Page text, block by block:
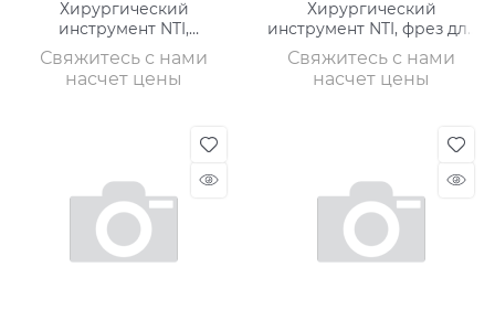
Хирургический
инструмент NTI,
специальный фрез, супер
длинный
Свяжитесь с нами
насчет цены
Хирургический
инструмент NTI, фрез для
Свяжитесь с нами
насчет цены